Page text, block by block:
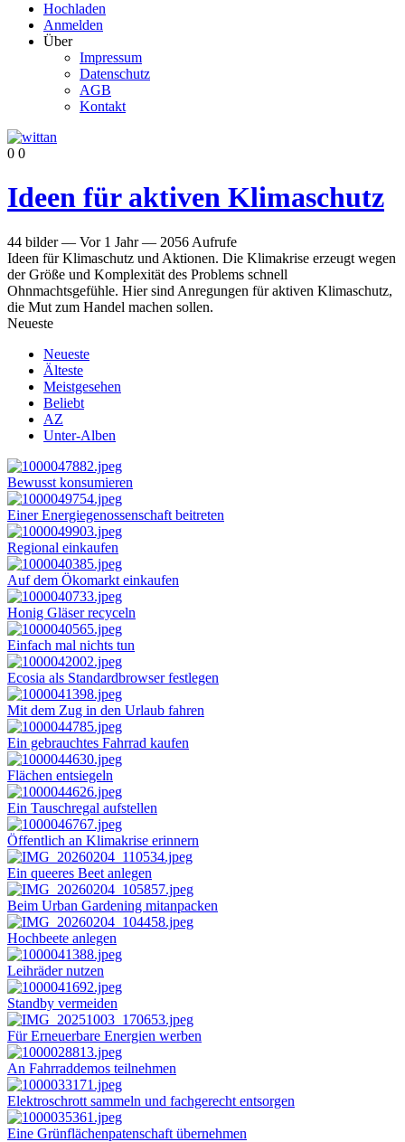
Hochladen
Anmelden
Über
Impressum
Datenschutz
AGB
Kontakt
0 0
Ideen für aktiven Klimaschutz
44 bilder— Vor 1 Jahr— 2056 Aufrufe
Ideen für Klimaschutz und Aktionen. Die Klimakrise erzeugt wegen
der Größe und Komplexität des Problems schnell
Ohnmachtsgefühle. Hier sind Anregungen für aktiven Klimaschutz,
die Mut zum Handel machen sollen.
Neueste
Neueste
Älteste
Meistgesehen
Beliebt
AZ
Unter-Alben
Bewusst konsumieren
Einer Energiegenossenschaft beitreten
Regional einkaufen
Auf dem Ökomarkt einkaufen
Honig Gläser recyceln
Einfach mal nichts tun
Ecosia als Standardbrowser festlegen
Mit dem Zug in den Urlaub fahren
Ein gebrauchtes Fahrrad kaufen
Flächen entsiegeln
Ein Tauschregal aufstellen
Öffentlich an Klimakrise erinnern
Ein queeres Beet anlegen
Beim Urban Gardening mitanpacken
Hochbeete anlegen
Leihräder nutzen
Standby vermeiden
Für Erneuerbare Energien werben
An Fahrraddemos teilnehmen
Elektroschrott sammeln und fachgerecht entsorgen
Eine Grünflächenpatenschaft übernehmen